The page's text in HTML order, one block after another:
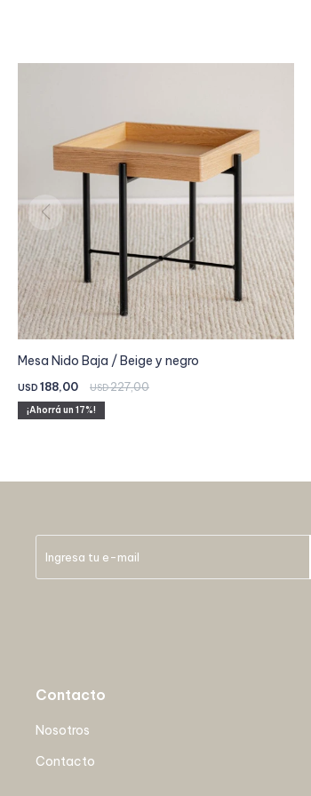
Mesa Nido Baja / Beige y negro
USD 188,00 USD227,00
17
Contacto
Nosotros
Contacto